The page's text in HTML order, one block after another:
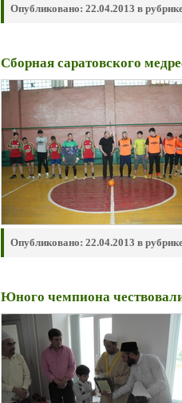
Опубликовано: 22.04.2013 в
Сборная саратовского
Опубликовано: 22.04.2013 в
Юного чемпиона